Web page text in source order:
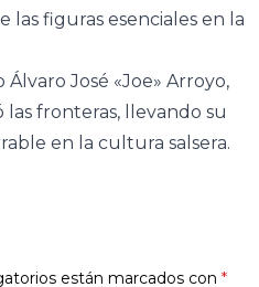
las figuras esenciales en la
José «Joe» Arroyo,
fronteras, llevando su
en la cultura salsera.
están marcados con *